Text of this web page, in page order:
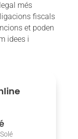
més
fiscals
et poden
idees i